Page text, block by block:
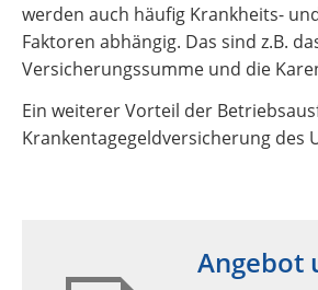
werden auch häufig Krankheits-
Faktoren abhängig. Das sind z.B.
Versicherungssumme und die
Ein weiterer Vorteil der
Krankentagegeldversicherung des
Angebot